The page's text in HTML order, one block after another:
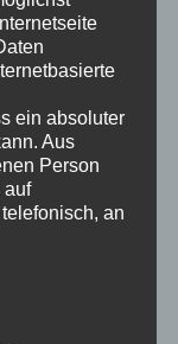
ein absoluter
Aus
Person
auf
an